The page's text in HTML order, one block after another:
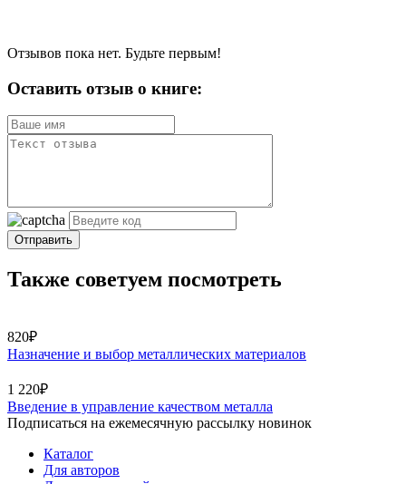
Отзывов пока нет. Будьте первым!
Оставить отзыв о книге:
Отправить
Также советуем посмотреть
820₽
Назначение и выбор металлических материалов
1 220₽
Введение в управление качеством металла
Подписаться на ежемесячную рассылку новинок
Каталог
Для авторов